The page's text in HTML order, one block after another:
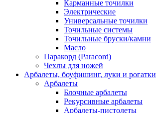
Карманные точилки
Электрические
Универсальные точилки
Точильные системы
Точильные бруски/камни
Масло
Паракорд (Paracord)
Чехлы для ножей
Арбалеты, боуфишинг, луки и рогатки
Арбалеты
Блочные арбалеты
Рекурсивные арбалеты
Арбалеты-пистолеты